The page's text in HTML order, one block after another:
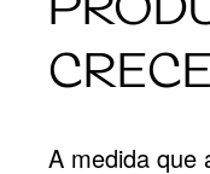
CRECE
A medida que